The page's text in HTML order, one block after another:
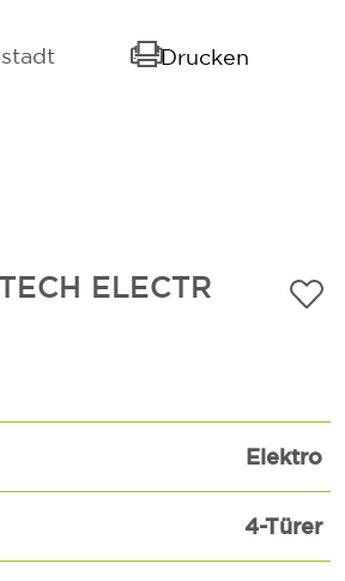
Drucken
ELECTR
Elektro
4-Türer